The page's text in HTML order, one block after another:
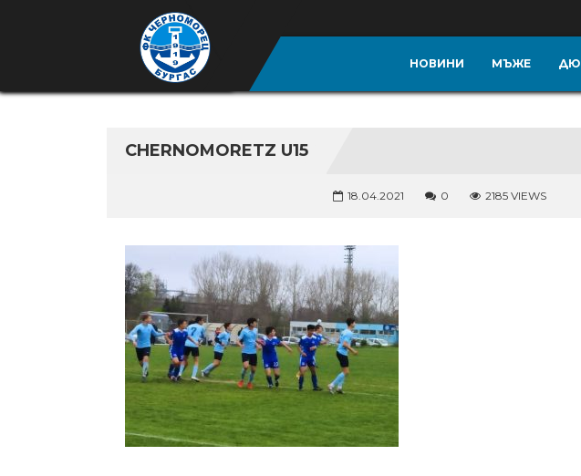
НОВИНИ МЪЖЕ
CHERNOMORETZ U15
18.04.2021 0 2185 VIEWS